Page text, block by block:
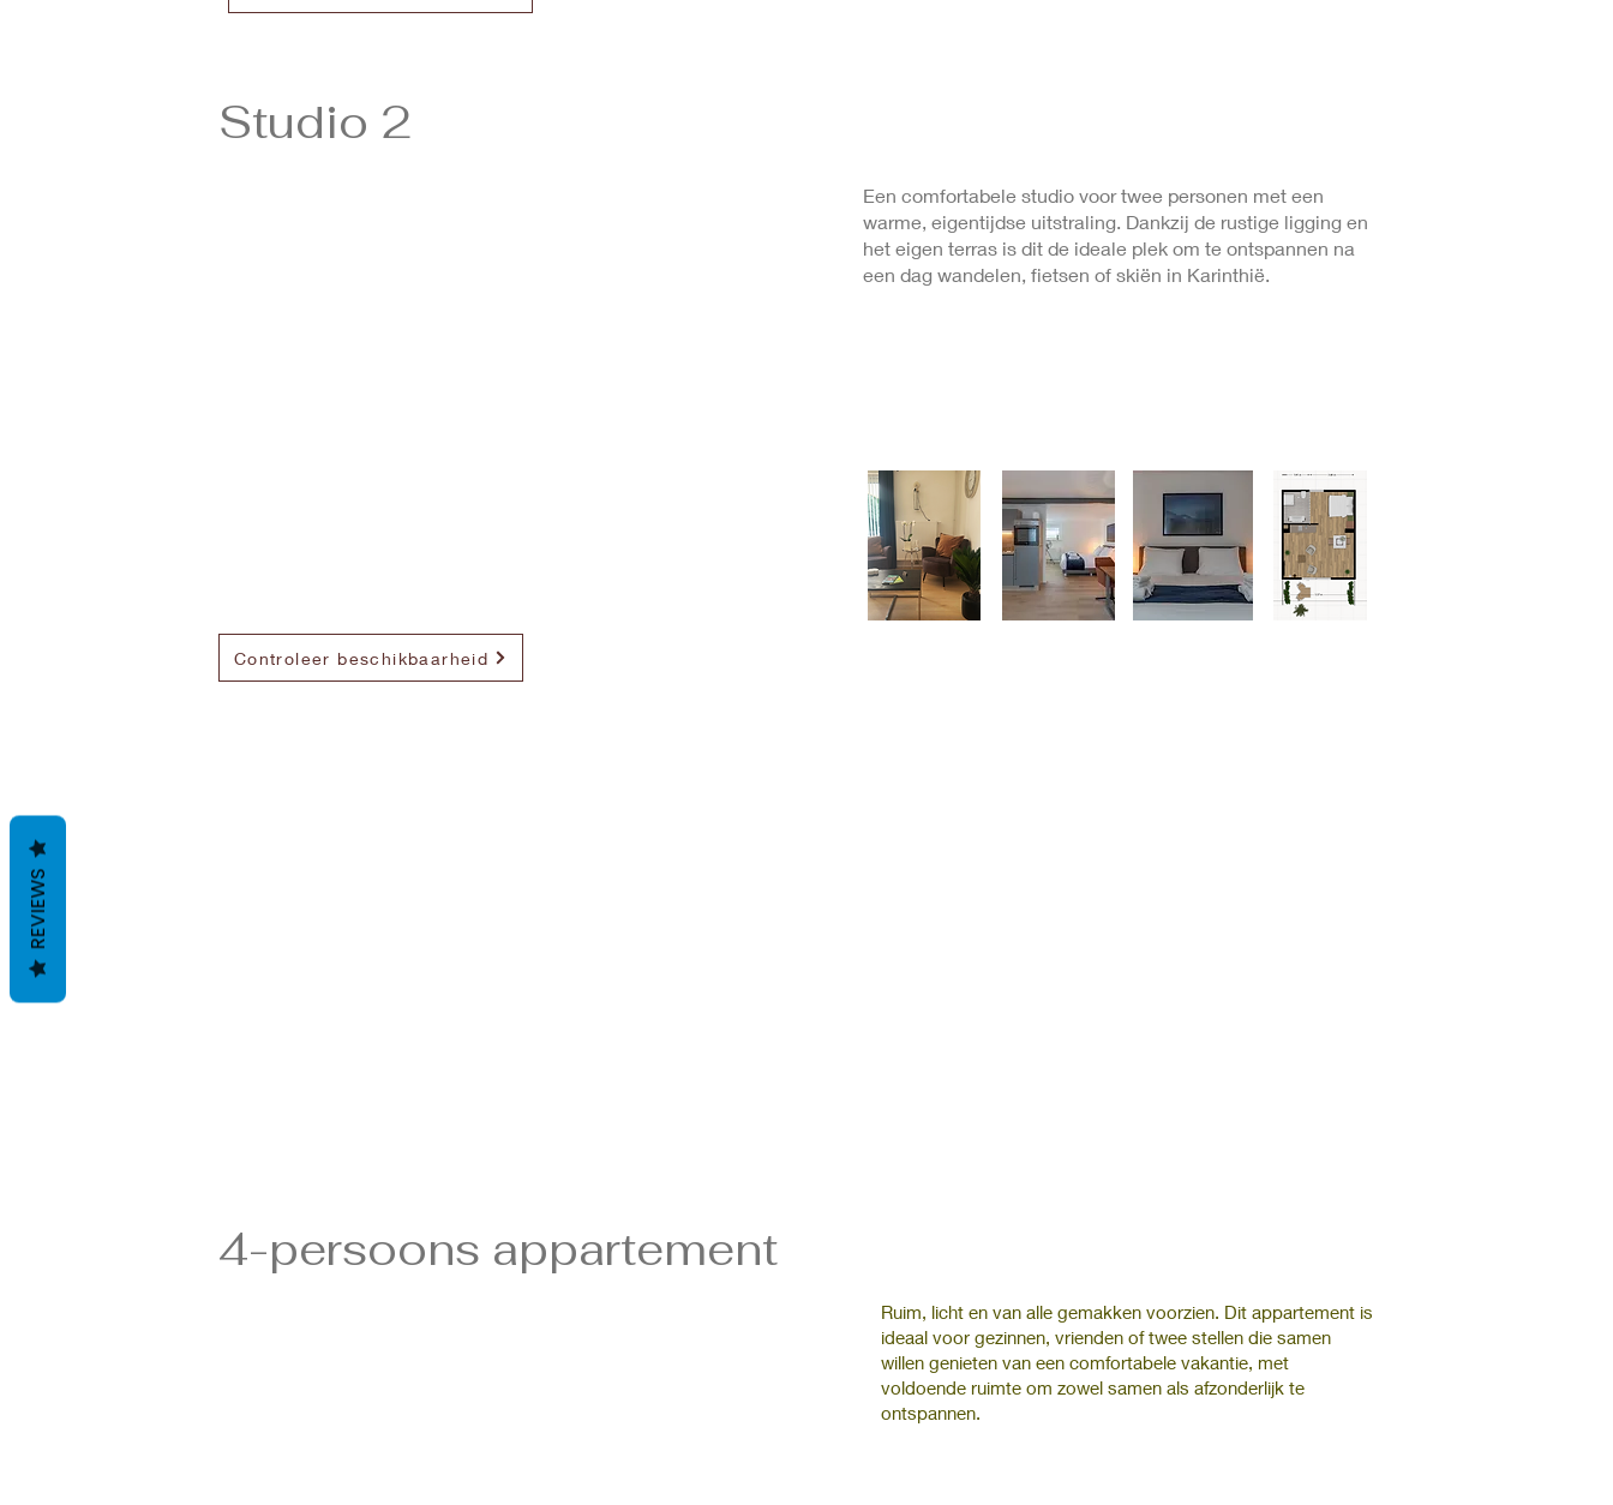
Studio 2
Een comfortabele studio voor twee personen met een
warme, eigentijdse uitstraling. Dankzij de rustige ligging en
het eigen terras is dit de ideale plek om te ontspannen na
een dag wandelen, fietsen of skiën in Karinthië.
Controleer beschikbaarheid
4-persoons appartement
Ruim, licht en van alle gemakken voorzien. Dit appartement is
ideaal voor gezinnen, vrienden of twee stellen die samen
willen genieten van een comfortabele vakantie, met
voldoende ruimte om zowel samen als afzonderlijk te
ontspannen.
REVIEWS